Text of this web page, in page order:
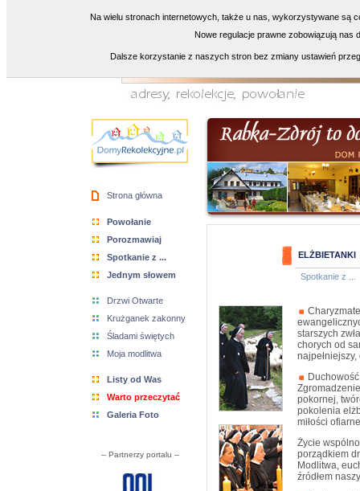
Strona główna
Powołanie
Porozmawiaj
Spotkanie z ...
Jednym słowem
Drzwi Otwarte
Krużganek zakonny
Śladami świętych
Moja modlitwa
Listy od Was
Warto przeczytać
Galeria Foto
-- Partnerzy portalu --
ELŻBIETANKI
Spotkanie z ...
starszych
chorych od
pokornej,
pokolenia
miłości
Życie
porządkiem
Modlitwa,
źródłem
Na wielu stronach internetowych, także u nas, wykorzystywane są
Nowe regulacje prawne zobowiązują nas
Dalsze korzystanie z naszych stron bez zmiany ustawień